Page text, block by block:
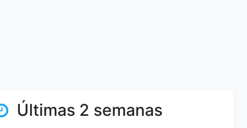
Últimas 2 semanas